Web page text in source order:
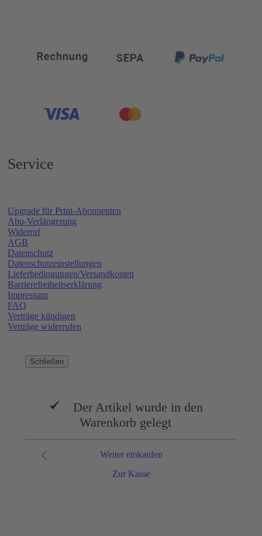
Service
Upgrade für Print-Abonnenten
Abo-Verlängerung
Widerruf
AGB
Datenschutz
Datenschutzeinstellungen
Lieferbedingungen/Versandkosten
Barrierefreiheitserklärung
Impressum
FAQ
Verträge kündigen
Verträge widerrufen
Schließen
Der Artikel wurde in den
Warenkorb gelegt
Zur Kasse
Weiter einkaufen